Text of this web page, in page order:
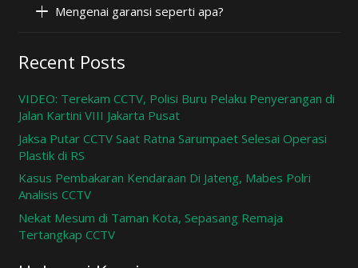
Mengenai garansi seperti apa?
Recent Posts
VIDEO: Terekam CCTV, Polisi Buru Pelaku Penyerangan di
Jalan Kartini VIII Jakarta Pusat
Jaksa Putar CCTV Saat Ratna Sarumpaet Selesai Operasi
Plastik di RS
Kasus Pembakaran Kendaraan Di Jateng, Mabes Polri
Analisis CCTV
Nekat Mesum di Taman Kota, Sepasang Remaja
Tertangkap CCTV